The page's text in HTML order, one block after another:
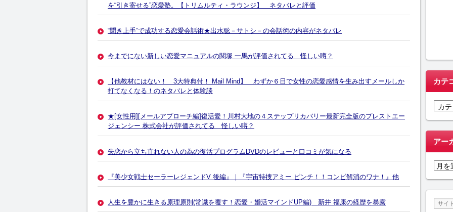
を“引き寄せる”恋愛塾。【トリムルティ・ラウンジ】 ネタバレと評価
“聞き上手”で成功する恋愛会話術★出水聡－サトシ－の会話術の内容がネタバレ
今までにない新しい恋愛マニュアルの関塚 一馬が評価されてる 怪しい噂？
【他教材にはない！ 3大特典付！ Mail Mind】 わずか６日で女性の恋愛感情を生み出すメールしか
打てなくなる！のネタバレと体験談
★[女性用][メールアプローチ編]復活愛！川村大地の４ステップリカバリー最新完全版のプレストエー
ジェンシー 株式会社が評価されてる 怪しい噂？
失恋から立ち直れない人の為の復活プログラムDVDのレビューと口コミが気になる
『美少女戦士セーラーレジェンドV 後編』｜『宇宙特捜アミー ピンチ！！コンビ解消のワナ！』他
人生を豊かに生きる原理原則(常識を覆す！恋愛・婚活マインドUP編) 新井 福康の経歴を暴露
カテ
カ
ー
アー
ア
イ
ブ